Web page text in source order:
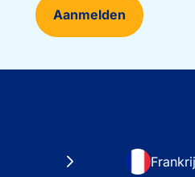
Aanmelden